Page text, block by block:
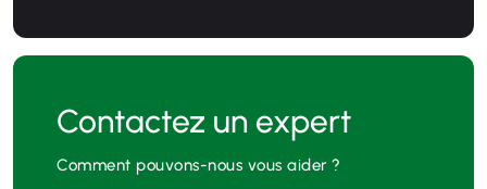
Contactez un expert
Comment pouvons-nous vous aider ?